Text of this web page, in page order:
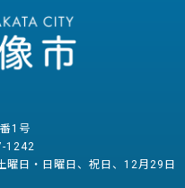
1号
1242
曜日・日曜日、祝日、12月29日